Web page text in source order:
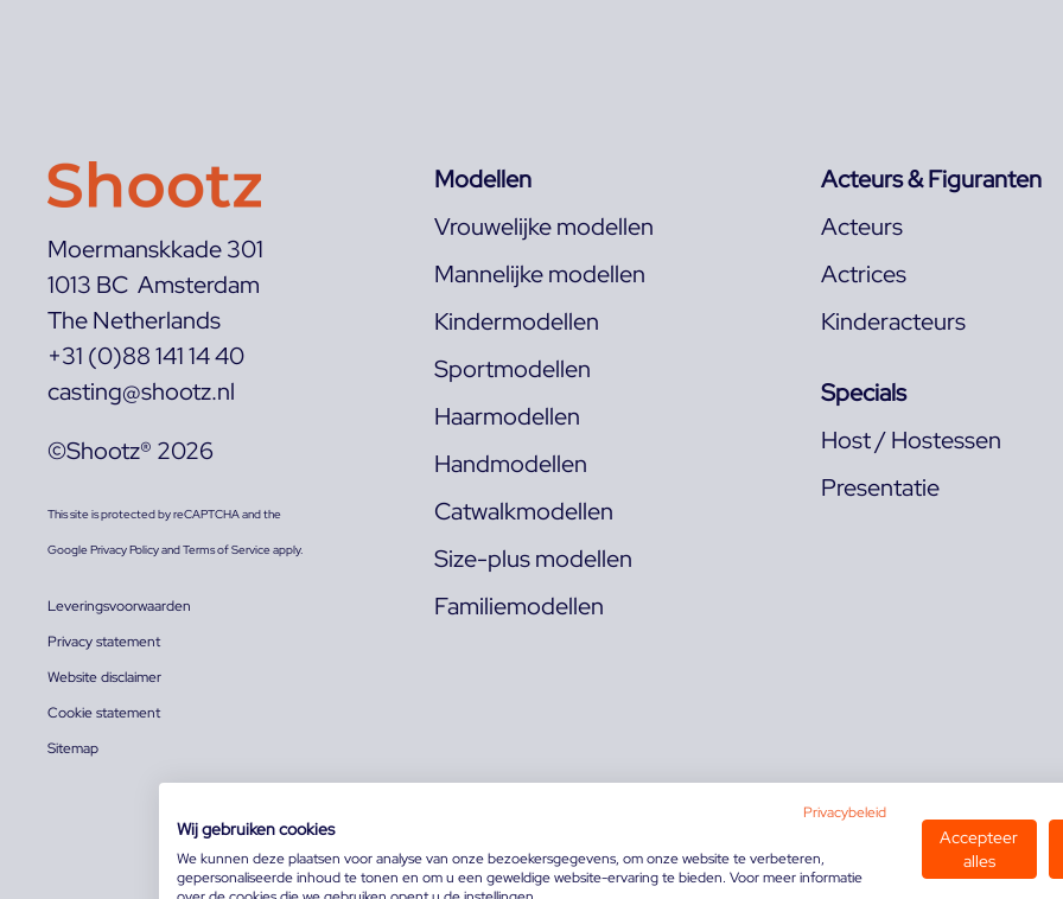
Moermanskkade 301
1013 BC Amsterdam
The Netherlands
+31 (0)88 141 14 40
casting@shootz.nl
©Shootz® 2026
This site is protected by reCAPTCHA and the
GooglePrivacy PolicyandTerms of Serviceapply.
Leveringsvoorwaarden
Privacy statement
Website disclaimer
Cookie statement
Sitemap
Modellen
Vrouwelijke modellen
Mannelijke modellen
Kindermodellen
Sportmodellen
Haarmodellen
Handmodellen
Catwalkmodellen
Size-plus modellen
Familiemodellen
Acteurs & Figuranten
Acteurs
Actrices
Kinderacteurs
Specials
Host / Hostessen
Presentatie
Privacybeleid
Wij gebruiken cookies
We kunnen deze plaatsen voor analyse van onze bezoekersgegevens, om onze website te verbeteren,
gepersonaliseerde inhoud te tonen en om u een geweldige website-ervaring te bieden. Voor meer informatie
Accepteer
alles